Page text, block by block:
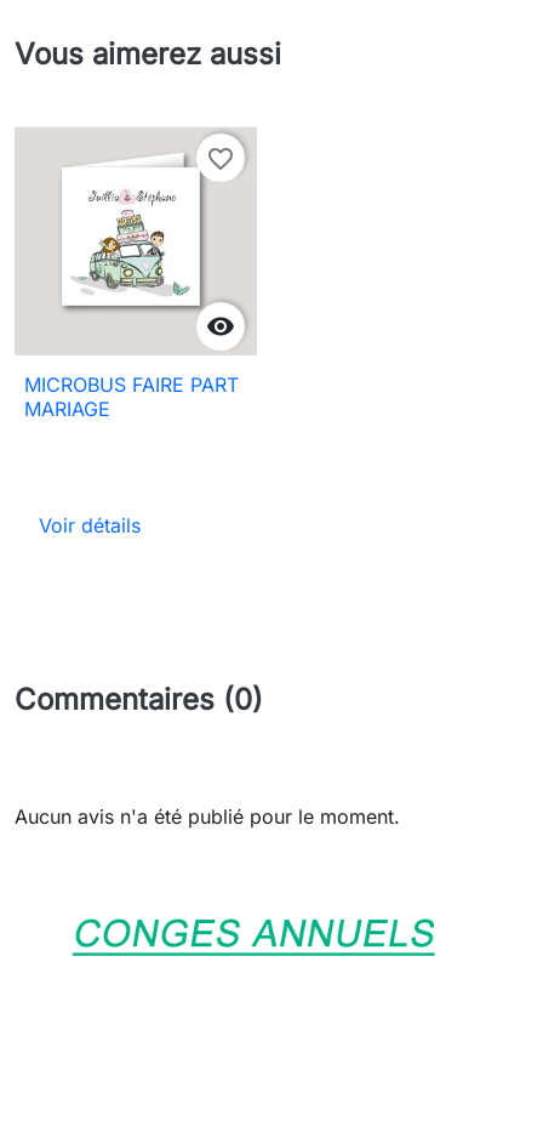
Vous aimerez aussi

favorite_border
MICROBUS FAIRE PART
MARIAGE
Voir détails
Commentaires (0)
Aucun avis n'a été publié pour le moment.